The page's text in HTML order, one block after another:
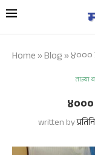
Home»Blog»४०००
ताज्या
written by